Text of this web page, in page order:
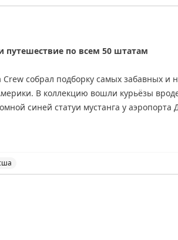
по всем 50 штатам
собрал подборку самых забавных и
В коллекцию вошли курьёзы
синей статуи мустанга у аэропорта
с Гавайев и завершилось на Аляске.
островах. Среди его трёх любимых
туристических аттракционов,
страну в течение многих лет.